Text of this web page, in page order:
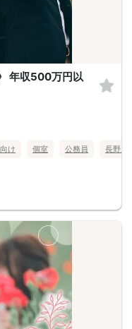
年収500万円以
け 個室 公務員 長野県